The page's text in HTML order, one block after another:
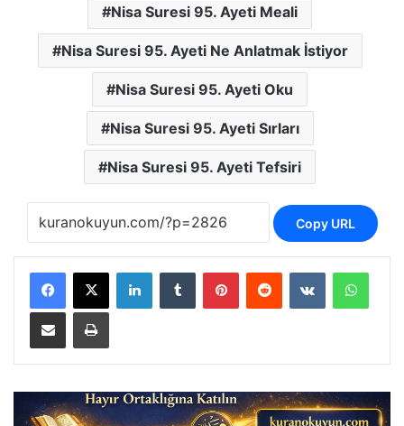
Nisa Suresi 95. Ayeti Meali
Nisa Suresi 95. Ayeti Ne Anlatmak İstiyor
Nisa Suresi 95. Ayeti Oku
Nisa Suresi 95. Ayeti Sırları
Nisa Suresi 95. Ayeti Tefsiri
Copy URL
LinkedInTumblr PinterestReddit VKontakte
E-Posta ile paylaş Yazdır